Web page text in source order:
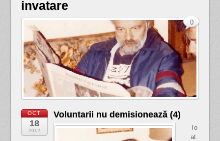
invatare
OCT
18
2012
Voluntarii nu demisionează (4)
To
at
0